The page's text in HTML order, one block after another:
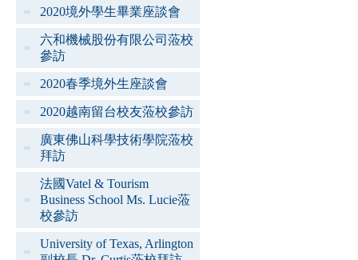
2020境外學生畢業座談會
六和機械股份有限公司蒞校
參訪
2020春季境外生座談會
2020越南留台校友蒞校參訪
廣東佛山科學技術學院蒞校
拜訪
法國Vatel & Tourism
Business School Ms. Lucie蒞
校參訪
University of Texas, Arlington